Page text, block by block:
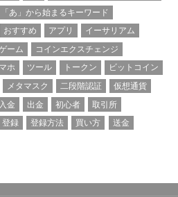
「あ」から始まるキーワード
おすすめ アプリ
イーサリアム
ーム
コインエクスチェンジ
ホ ツール トークン
ビットコイン
メタマスク 二段階認証
仮想通貨
入金 出金 初心者
取引所
登録 登録方法 買い方 送金